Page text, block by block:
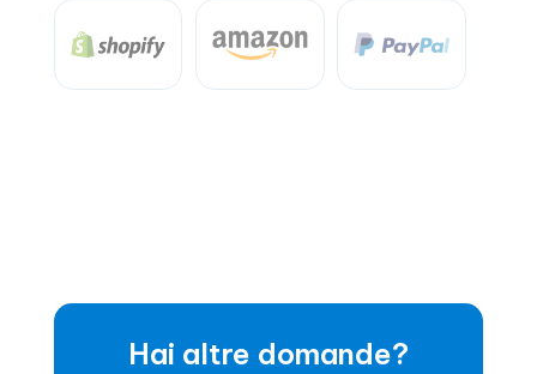
Hai altre domande?